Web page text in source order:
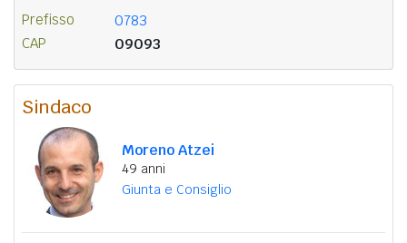
Prefisso 0783
CAP 09093
Sindaco
Moreno Atzei
49 anni
Giunta e Consiglio